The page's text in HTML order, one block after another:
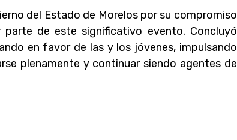
del Estado de Morelos por su compromiso
de este significativo evento. Concluyó
en favor de las y los jóvenes, impulsando
plenamente y continuar siendo agentes de